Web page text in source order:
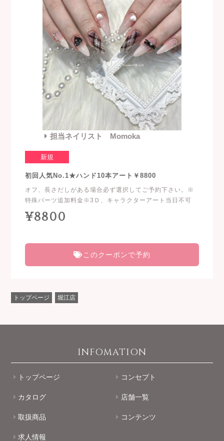
担当ネイリスト Momoka
新規
初回人気No.1★ハンド10本アート￥8800
オフ、長さだしがある場合必ず選択してご予約下さい。※
特殊パーツ追加料金※3Ｄ、キャラクターアート当日不可
¥8800
このクーポンで予約
トップページ 堀江店
INFOMATION
トップページ コンセプト
カタログ 店舗一覧
取扱商品 コンテンツ
求人情報